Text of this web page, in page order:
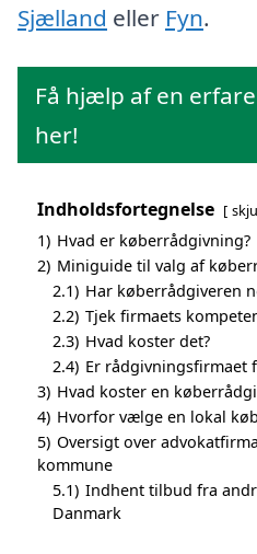
Sjælland eller Fyn.
Få hjælp af en
her!
Indholdsfortegnelse
1) Hvad er køberrådgivning?
2) Miniguide til valg af
2.1) Har køberrådgiveren
2.2) Tjek firmaets
2.3) Hvad koster det?
2.4) Er rådgivningsfirmaet
3) Hvad koster en
4) Hvorfor vælge en lokal
5) Oversigt over
kommune
5.1) Indhent tilbud fra
Danmark